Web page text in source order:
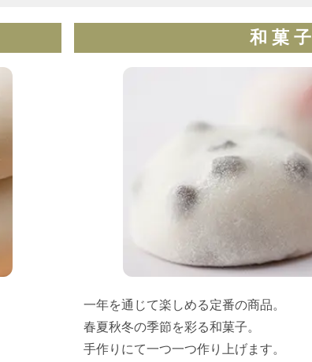
和 菓 子
一年を通じて楽しめる定番の商品。
春夏秋冬の季節を彩る和菓子。
手作りにて一つ一つ作り上げます。